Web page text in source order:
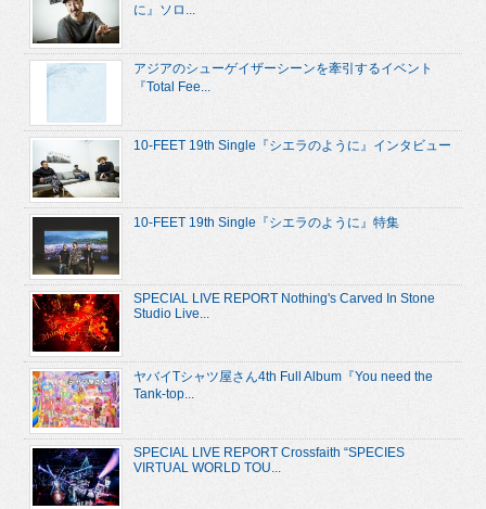
に』ソロ...
アジアのシューゲイザーシーンを牽引するイベント
『Total Fee...
10-FEET 19th Single『シエラのように』インタビュー
10-FEET 19th Single『シエラのように』特集
SPECIAL LIVE REPORT Nothing's Carved In Stone
Studio Live...
ヤバイTシャツ屋さん4th Full Album『You need the
Tank-top...
SPECIAL LIVE REPORT Crossfaith “SPECIES
VIRTUAL WORLD TOU...